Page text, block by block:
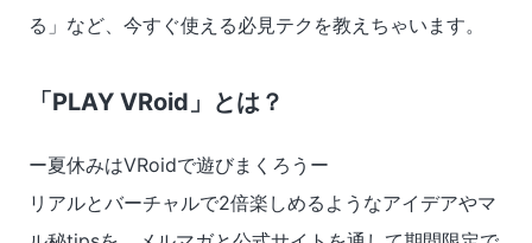
る」など、今すぐ使える必見テクを教えちゃいます。
「PLAY VRoid」とは？
ー夏休みはVRoidで遊びまくろうー
リアルとバーチャルで2倍楽しめるようなアイデアやマ